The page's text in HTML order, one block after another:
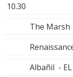
10.30
The Marsh
Albañil - EL